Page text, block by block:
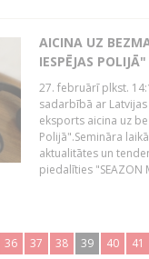
AICINA UZ
IESPĒJAS POLIJĀ"
27. februārī plkst.
sadarbībā ar
eksports aicina uz
Polijā".Semināra
aktualitātes un
piedalīties "SEAZON
36 37 38 39 40 41